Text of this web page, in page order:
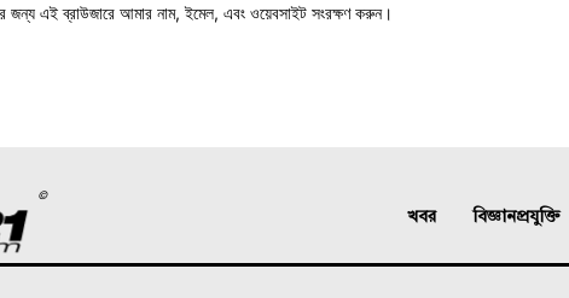
জন্য এই ব্রাউজারে আমার নাম, ইমেল, এবং ওয়েবসাইট সংরক্ষণ করুন।
©
খবর বিজ্ঞানপ্রযুক্তি